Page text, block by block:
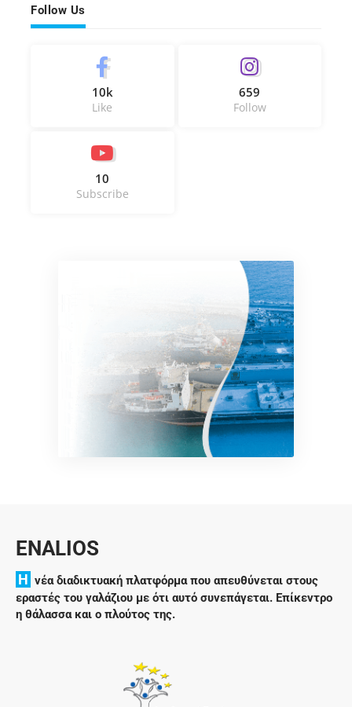
Follow Us
10k
Like
659
Follow
10
Subscribe
ENALIOS
H νέα διαδικτυακή πλατφόρμα που απευθύνεται στους
εραστές του γαλάζιου με ότι αυτό συνεπάγεται. Επίκεντρο
η θάλασσα και ο πλούτος της.